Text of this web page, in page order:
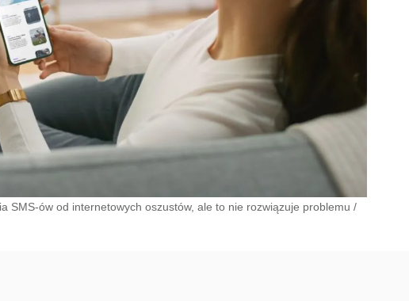
SMS-ów od internetowych oszustów, ale to nie rozwiązuje problemu /